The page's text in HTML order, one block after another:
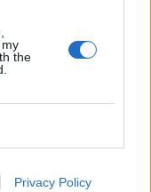
the
Privacy Policy